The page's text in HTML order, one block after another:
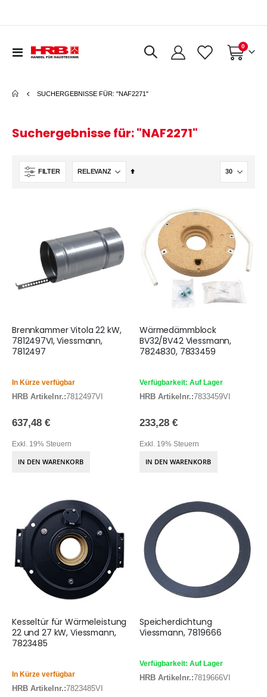
Navigation
Warenkorb
0Artikel
SUCHERGEBNISSE FÜR: "NAF2271"
Suchergebnisse für: "NAF2271"
FILTER
In
Brennkammer Vitola 22 kW,
7812497VI, Viessmann,
7812497
In Kürze verfügbar
HRB Artikelnr.:7812497VI
637,48 €
Exkl. 19% Steuern
IN DEN WARENKORB
Wärmedämmblock
BV32/BV42 Viessmann,
7824830, 7833459
Verfügbarkeit: Auf Lager
HRB Artikelnr.:7833459VI
233,28 €
Exkl. 19% Steuern
IN DEN WARENKORB
Kesseltür für Wärmeleistung
22 und 27 kW, Viessmann,
7823485
In Kürze verfügbar
HRB Artikelnr.:7823485VI
Speicherdichtung
Viessmann, 7819666
Verfügbarkeit: Auf Lager
HRB Artikelnr.:7819666VI